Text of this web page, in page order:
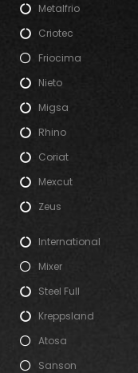
Metalfrio
Criotec
Friocima
Nieto
Migsa
Rhino
Coriat
Mexcut
Zeus
International
Mixer
Steel Full
Kreppsland
Atosa
Sanson